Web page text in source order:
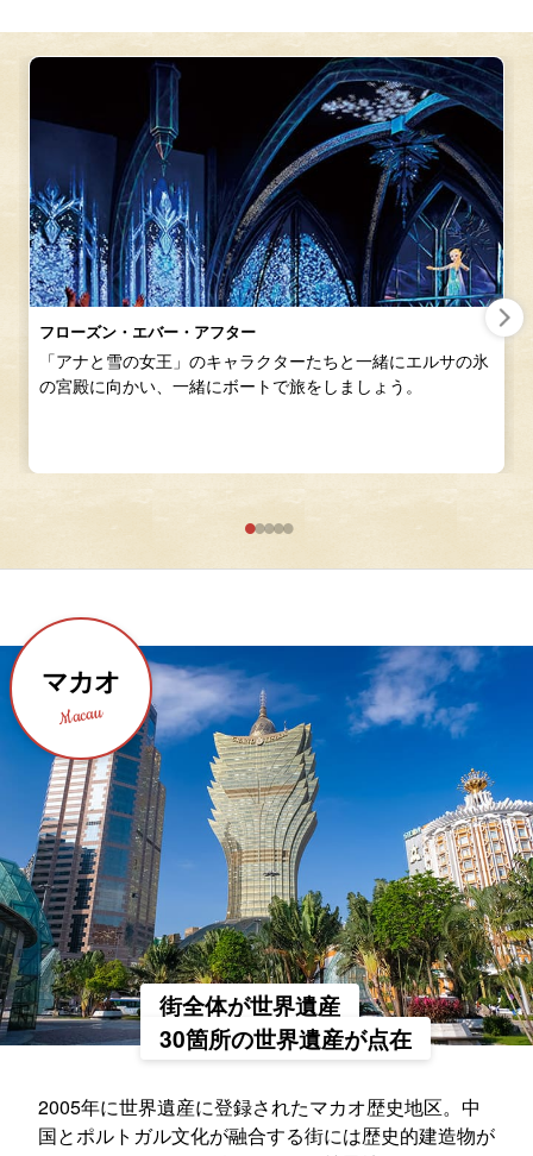
フローズン・エバー・アフター
「アナと雪の女王」のキャラクターたちと一緒にエルサの氷
の宮殿に向かい、一緒にボートで旅をしましょう。
マカオ
Macau
街全体が世界遺産
30箇所の世界遺産が点在
2005年に世界遺産に登録されたマカオ歴史地区。中
国とポルトガル文化が融合する街には歴史的建造物が